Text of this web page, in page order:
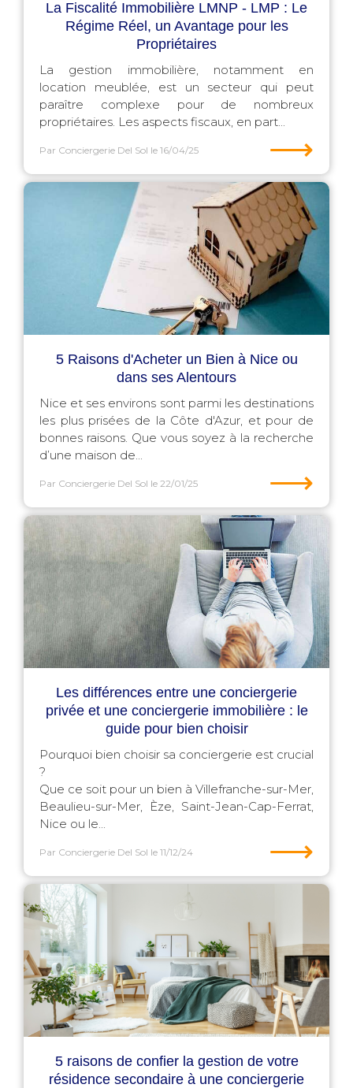
La Fiscalité Immobilière LMNP - LMP : Le
Régime Réel, un Avantage pour les
Propriétaires
La gestion immobilière, notamment en
location meublée, est un secteur qui peut
paraître complexe pour de nombreux
propriétaires. Les aspects fiscaux, en part...
Par Conciergerie Del Sol le 16/04/25 ⟶
5 Raisons d'Acheter un Bien à Nice ou
dans ses Alentours
Nice et ses environs sont parmi les destinations
les plus prisées de la Côte d'Azur, et pour de
bonnes raisons. Que vous soyez à la recherche
d’une maison de...
Par Conciergerie Del Sol le 22/01/25 ⟶
Les différences entre une conciergerie
privée et une conciergerie immobilière : le
guide pour bien choisir
Pourquoi bien choisir sa conciergerie est crucial
?
Que ce soit pour un bien à Villefranche-sur-Mer,
Beaulieu-sur-Mer, Èze, Saint-Jean-Cap-Ferrat,
Nice ou le...
Par Conciergerie Del Sol le 11/12/24 ⟶
5 raisons de confier la gestion de votre
résidence secondaire à une conciergerie